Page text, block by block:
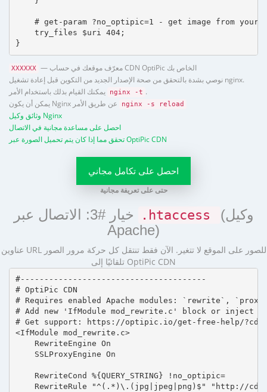
# get-param ?no_optipic=1 - get image from your
    try_files $uri 404;
}
XXXXXX
— معرّف موقعك في حساب CDN OptiPic الخاص بك
نوصي بشدة بالتحقق من صحة الإصدار الجديد من التكوين قبل إعادة تشغيل nginx.
nginx -t .
nginx -s reload
وثائق وكيل Nginx
احصل على مساعدة مجانية في الاتصال
تحقق مما إذا كان يتم تحميل الصورة عبر OptiPic CDN
احصل على تكامل مجاني
حتى على تعريفة مجانية
.htaccess
(وكيل
Apache)
عناوين URL للصور على الموقع لا تتغير. الآن فقط تنتقل كل حركة مرور الصور
تلقائيًا إلى OptiPic CDN
#---------------------------------------
# OptiPic CDN
# Requires enabled Apache modules: `rewrite`,
# Add new 'IfModule mod_rewrite.c' block or inject
# Get support: https://optipic.io/get-free-help/
<IfModule mod_rewrite.c>
    RewriteEngine On
    SSLProxyEngine On
    RewriteCond %{QUERY_STRING} !no_optipic=
RewriteRule "^(.*)\.(jpg|jpeg|png)$" "http://